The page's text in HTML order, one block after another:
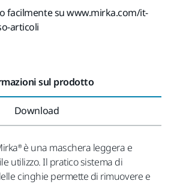
facilmente su www.mirka.com/it-
articoli
sul prodotto
Download
è una maschera leggera e
utilizzo. Il pratico sistema di
cinghie permette di rimuovere e